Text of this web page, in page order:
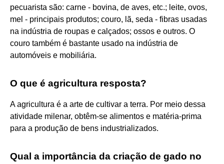
pecuarista são: carne - bovina, de aves, etc.; leite, ovos,
mel - principais produtos; couro, lã, seda - fibras usadas
na indústria de roupas e calçados; ossos e outros. O
couro também é bastante usado na indústria de
automóveis e mobiliária.
O que é agricultura resposta?
A agricultura é a arte de cultivar a terra. Por meio dessa
atividade milenar, obtêm-se alimentos e matéria-prima
para a produção de bens industrializados.
Qual a importância da criação de gado no